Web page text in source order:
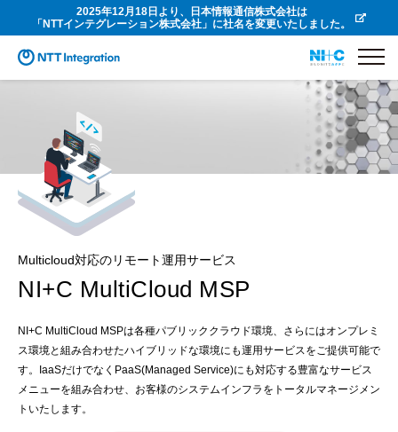
2025年12月18日より、日本情報通信株式会社は
「NTTインテグレーション株式会社」に社名を変更いたしました。
Multicloud対応のリモート運用サービス
NI+C MultiCloud MSP
NI+C MultiCloud MSPは各種パブリッククラウド環境、さらにはオンプレミ
ス環境と組み合わせたハイブリッドな環境にも運用サービスをご提供可能で
す。IaaSだけでなくPaaS(Managed Service)にも対応する豊富なサービス
メニューを組み合わせ、お客様のシステムインフラをトータルマネージメン
トいたします。